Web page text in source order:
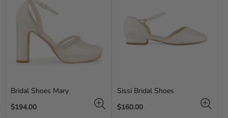
Bridal Shoes Mary
Regular
$194.00
Sissi Bridal Shoes
Regular
$160.00